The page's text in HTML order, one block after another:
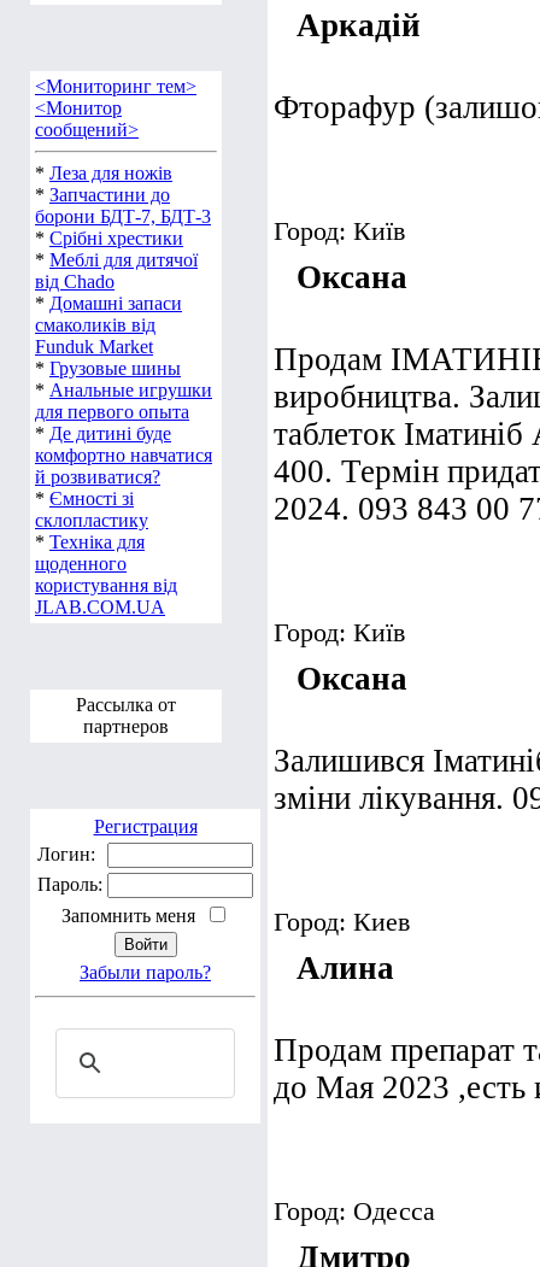
<Мониторинг тем>
<Монитор
сообщений>
* Леза для ножів
* Запчастини до
борони БДТ-7, БДТ-3
* Срібні хрестики
* Меблі для дитячої
від Chado
* Домашні запаси
смаколиків від
Funduk Market
* Грузовые шины
* Анальные игрушки
для первого опыта
* Де дитині буде
комфортно навчатися
й розвиватися?
* Ємності зі
склопластику
* Техніка для
щоденного
користування від
JLAB.COM.UA
Рассылка от
партнеров
Регистрация
Логин:
Пароль:
Запомнить меня
Забыли пароль?
Аркадій
Фторафур
Город: Київ
Оксана
Продам
виробництва.
таблеток
400. Термін
2024. 093 843 00
Город: Київ
Оксана
Залишився
зміни лікування.
Город: Киев
Алина
Продам препарат
до Мая 2023 ,есть
Город: Одесса
Дмитро